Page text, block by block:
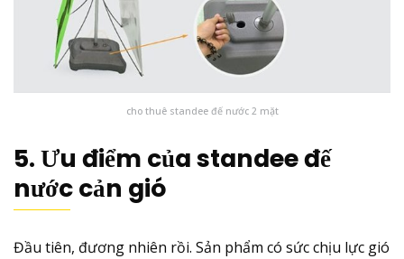
cho thuê standee đế nước 2 mặt
5. Ưu điểm của standee đế
nước cản gió
Đầu tiên, đương nhiên rồi. Sản phẩm có sức chịu lực gió